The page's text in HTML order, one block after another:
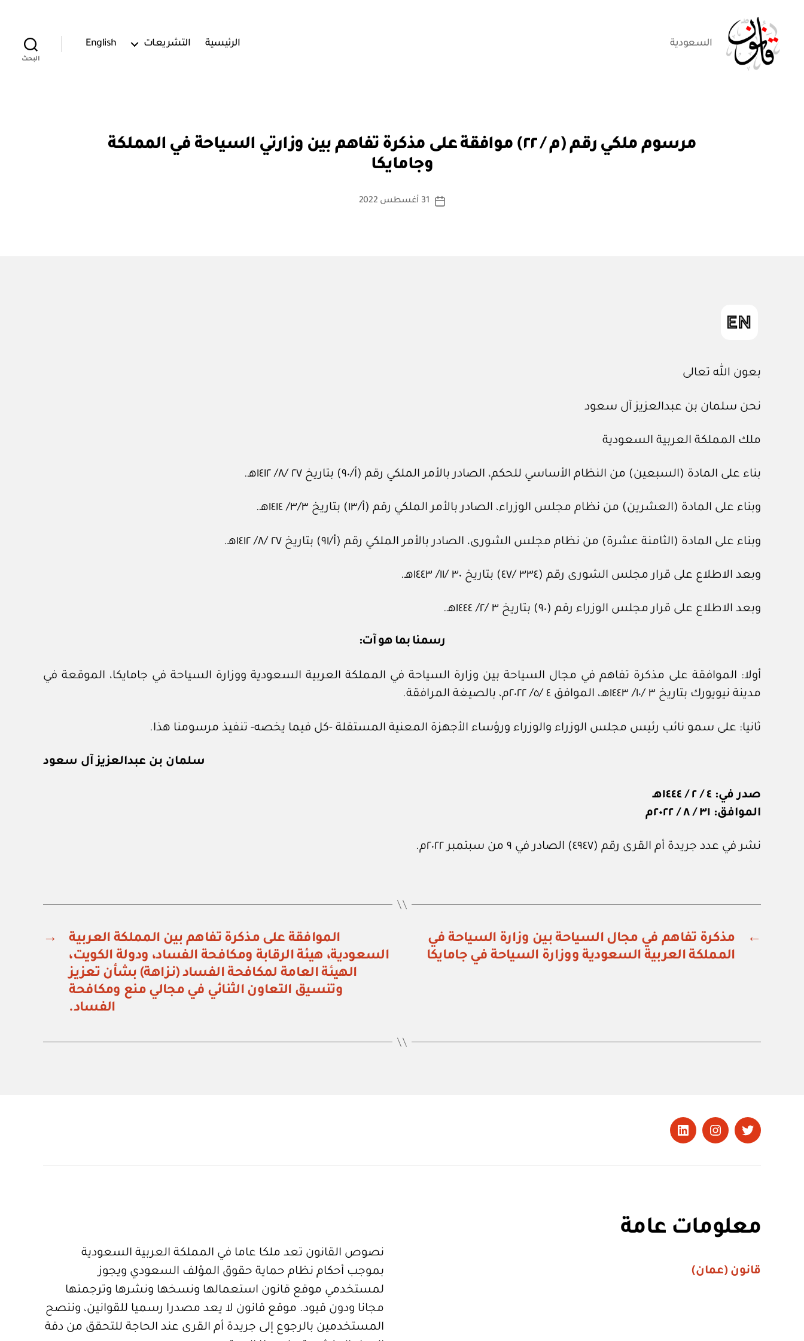
السعودية الرئيسية التشريعات English
البحث
التصنيفات
مرسوم ملكي رقم (م / ٢٢) موافقة على مذكرة تفاهم بين وزارتي السياحة في المملكة
وجامايكا
كاتب
بو
ا
س
ة
تاريخ
31 أغسطس 2022
بعون الله تعالى
نحن سلمان بن عبدالعزيز آل سعود
ملك المملكة العربية السعودية
بناء على المادة (السبعين) من النظام الأساسي للحكم، الصادر بالأمر الملكي رقم (أ/٩٠) بتاريخ ٢٧ /٨/ ١٤١٢هـ.
وبناء على المادة (العشرين) من نظام مجلس الوزراء، الصادر بالأمر الملكي رقم (أ/١٣) بتاريخ ٣/٣/ ١٤١٤هـ.
وبناء على المادة (الثامنة عشرة) من نظام مجلس الشورى، الصادر بالأمر الملكي رقم (أ/٩١) بتاريخ ٢٧ /٨/ ١٤١٢هـ.
وبعد الاطلاع على قرار مجلس الشورى رقم (٣٣٤ /٤٧) بتاريخ ٣٠ /١١/ ١٤٤٣هـ.
وبعد الاطلاع على قرار مجلس الوزراء رقم (٩٠) بتاريخ ٣ /٢/ ١٤٤٤هـ.
رسمنا بما هو آت:
أولا: الموافقة على مذكرة تفاهم في مجال السياحة بين وزارة السياحة في المملكة العربية السعودية ووزارة السياحة في جامايكا، الموقعة في
مدينة نيويورك بتاريخ ٣ /١٠/ ١٤٤٣هـ، الموافق ٤ /٥/ ٢٠٢٢م، بالصيغة المرافقة.
ثانيا: على سمو نائب رئيس مجلس الوزراء والوزراء ورؤساء الأجهزة المعنية المستقلة -كل فيما يخصه- تنفيذ مرسومنا هذا.
سلمان بن عبدالعزيز آل سعود
صدر في: ٤ / ٢ / ١٤٤٤هـ
الموافق: ٣١ / ٨ / ٢٠٢٢م
نشر في عدد جريدة أم القرى رقم (٤٩٤٧) الصادر في ٩ من سبتمبر ٢٠٢٢م.
←
مذكرة تفاهم في مجال السياحة بين وزارة السياحة في
المملكة العربية السعودية ووزارة السياحة في جامايكا
→
الموافقة على مذكرة تفاهم بين المملكة العربية
السعودية، هيئة الرقابة ومكافحة الفساد، ودولة الكويت،
الهيئة العامة لمكافحة الفساد (نزاهة) بشأن تعزيز
وتنسيق التعاون الثنائي في مجالي منع ومكافحة
الفساد.
تويتر Instagram
LinkedIn
معلومات عامة
قانون (عمان)
نصوص القانون تعد ملكا عاما في المملكة العربية السعودية
بموجب أحكام نظام حماية حقوق المؤلف السعودي ويجوز
لمستخدمي موقع قانون استعمالها ونسخها ونشرها وترجمتها
مجانا ودون قيود. موقع قانون لا يعد مصدرا رسميا للقوانين، وننصح
المستخدمين بالرجوع إلى جريدة أم القرى عند الحاجة للتحقق من دقة